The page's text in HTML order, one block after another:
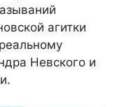
агитки
Невского и